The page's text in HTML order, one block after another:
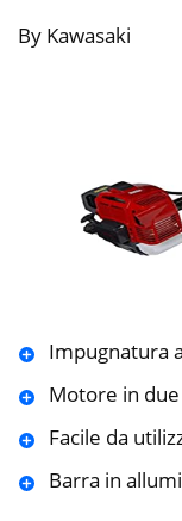
By Kawasaki
Impugnatura
Motore in
Facile da
Barra in